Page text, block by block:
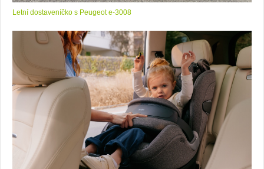
Letní dostaveníčko s Peugeot e-3008